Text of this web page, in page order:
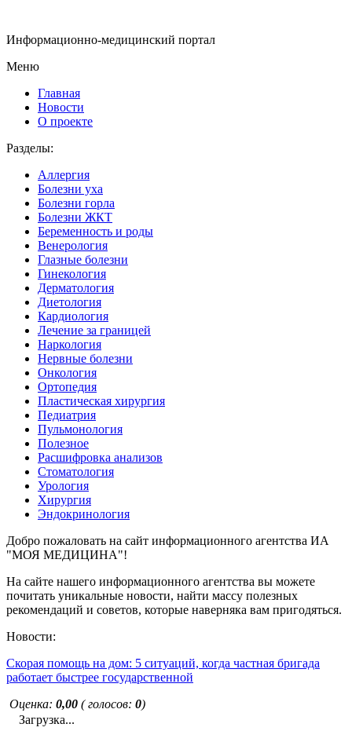
Информационно-медицинский портал
Меню
Главная
Новости
О проекте
Разделы:
Аллергия
Болезни уха
Болезни горла
Болезни ЖКТ
Беременность и роды
Венерология
Глазные болезни
Гинекология
Дерматология
Диетология
Кардиология
Лечение за границей
Наркология
Нервные болезни
Онкология
Ортопедия
Пластическая хирургия
Педиатрия
Пульмонология
Полезное
Расшифровка анализов
Стоматология
Урология
Хирургия
Эндокринология
Добро пожаловать на сайт информационного агентства ИА
"МОЯ МЕДИЦИНА"!
На сайте нашего информационного агентства вы можете
почитать уникальные новости, найти массу полезных
рекомендаций и советов, которые наверняка вам пригодяться.
Новости:
Скорая помощь на дом: 5 ситуаций, когда частная бригада
работает быстрее государственной
Оценка: 0,00 ( голосов: 0)
Загрузка...